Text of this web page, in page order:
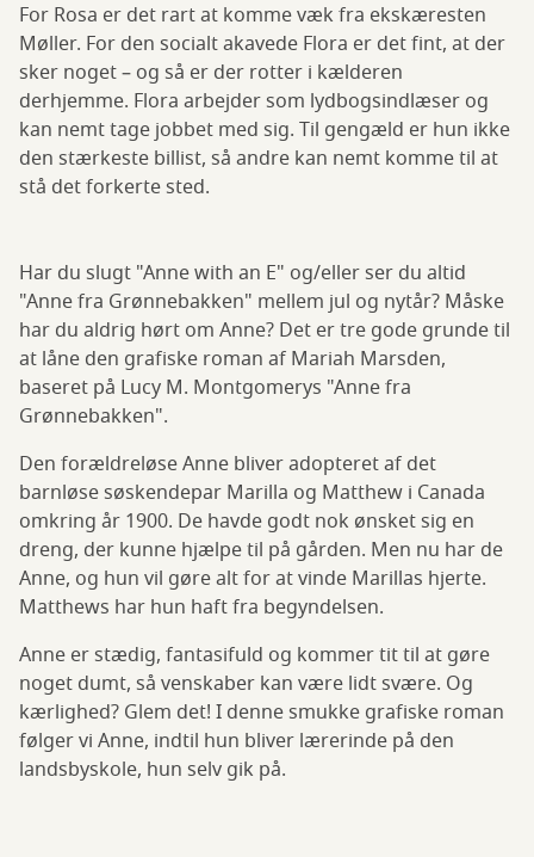
For Rosa er det rart at komme væk fra ekskæresten
Møller. For den socialt akavede Flora er det fint, at der
sker noget – og så er der rotter i kælderen
derhjemme. Flora arbejder som lydbogsindlæser og
kan nemt tage jobbet med sig. Til gengæld er hun ikke
den stærkeste billist, så andre kan nemt komme til at
stå det forkerte sted.
Har du slugt "Anne with an E" og/eller ser du altid
"Anne fra Grønnebakken" mellem jul og nytår? Måske
har du aldrig hørt om Anne? Det er tre gode grunde til
at låne den grafiske roman af Mariah Marsden,
baseret på Lucy M. Montgomerys "Anne fra
Grønnebakken".
Den forældreløse Anne bliver adopteret af det
barnløse søskendepar Marilla og Matthew i Canada
omkring år 1900. De havde godt nok ønsket sig en
dreng, der kunne hjælpe til på gården. Men nu har de
Anne, og hun vil gøre alt for at vinde Marillas hjerte.
Matthews har hun haft fra begyndelsen.
Anne er stædig, fantasifuld og kommer tit til at gøre
noget dumt, så venskaber kan være lidt svære. Og
kærlighed? Glem det! I denne smukke grafiske roman
følger vi Anne, indtil hun bliver lærerinde på den
landsbyskole, hun selv gik på.